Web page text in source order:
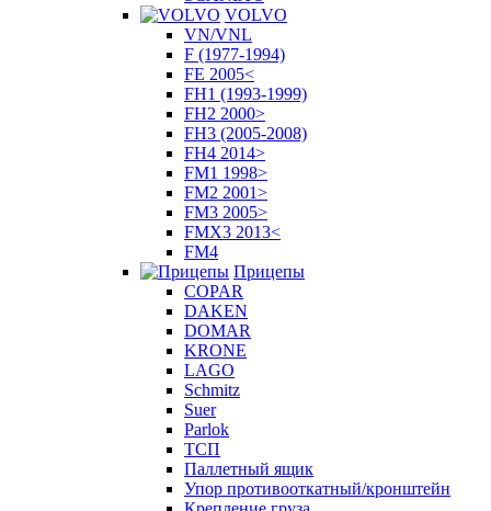
VOLVO
VN/VNL
F (1977-1994)
FE 2005<
FH1 (1993-1999)
FH2 2000>
FH3 (2005-2008)
FH4 2014>
FM1 1998>
FM2 2001>
FM3 2005>
FMX3 2013<
FM4
Прицепы
COPAR
DAKEN
DOMAR
KRONE
LAGO
Schmitz
Suer
Parlok
ТСП
Паллетный ящик
Упор противооткатный/кронштейн